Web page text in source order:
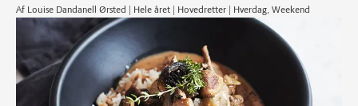
Af Louise Dandanell Ørsted | Hele året | Hovedretter | Hverdag, Weekend